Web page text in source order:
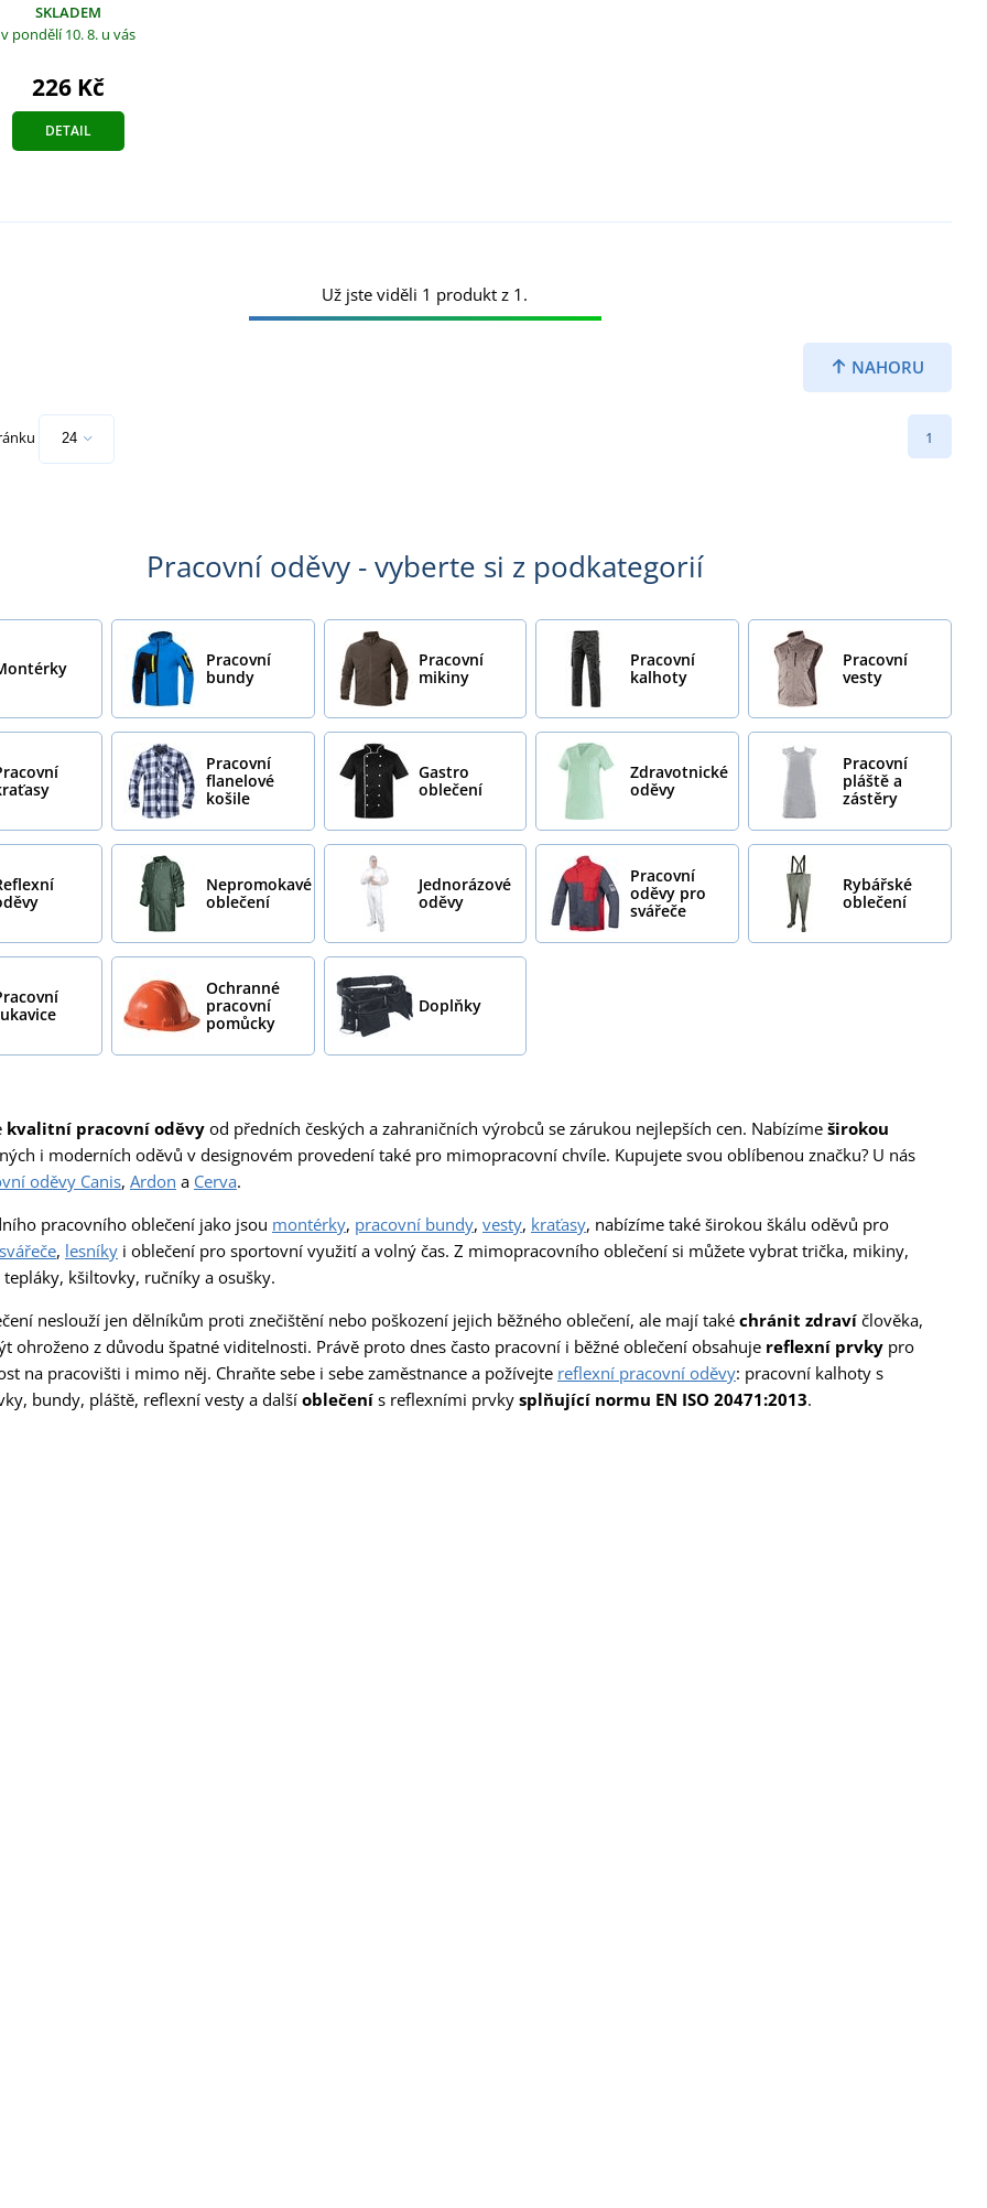
SKLADEM
v pondělí 10. 8. u vás
226 Kč
DETAIL
NAHORU
Už jste viděli 1 produkt z 1.
1
Pracovní oděvy - vyberte si z podkategorií
Pracovní
bundy
Pracovní
mikiny
Pracovní
kalhoty
Pracovní
vesty
Pracovní
flanelové
košile
Gastro
oblečení
Zdravotnické
oděvy
Pracovní
pláště a
zástěry
Nepromokavé
oblečení
Jednorázové
oděvy
Pracovní
oděvy pro
svářeče
Rybářské
oblečení
Ochranné
pracovní
pomůcky
Doplňky
kvalitní pracovní oděvy od předních českých a zahraničních výrobců se zárukou nejlepších cen. Nabízíme širokou
i moderních oděvů v designovém provedení také pro mimopracovní chvíle. Kupujete svou oblíbenou značku? U nás
oděvy Canis, Ardon a Cerva.
pracovního oblečení jako jsou montérky, pracovní bundy, vesty, kraťasy, nabízíme také širokou škálu oděvů pro
svářeče, lesníky i oblečení pro sportovní využití a volný čas. Z mimopracovního oblečení si můžete vybrat trička, mikiny,
kšiltovky, ručníky a osušky.
neslouží jen dělníkům proti znečištění nebo poškození jejich běžného oblečení, ale mají také chránit zdraví člověka,
ohroženo z důvodu špatné viditelnosti. Právě proto dnes často pracovní i běžné oblečení obsahuje reflexní prvky pro
na pracovišti i mimo něj. Chraňte sebe i sebe zaměstnance a požívejte reflexní pracovní oděvy: pracovní kalhoty s
bundy, pláště, reflexní vesty a další oblečení s reflexními prvky splňující normu EN ISO 20471:2013.